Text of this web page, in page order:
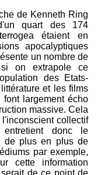
de Kenneth Ring
quart des 174
étaient en
apocalyptiques
un nombre de
si on extrapole ce
des Etats-
et les films
largement écho
massive. Cela
collectif
donc le
de plus en plus de
par exemple,
cette information
de ce point de